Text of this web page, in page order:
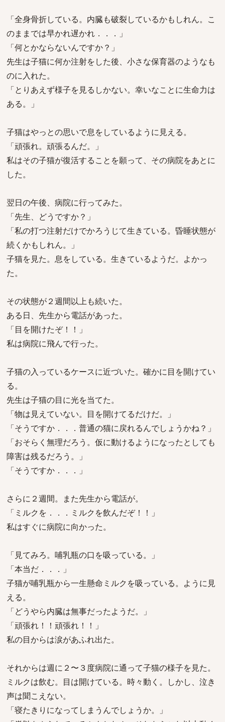
「全身骨折している。内臓も破裂しているかもしれん。こ
のままでは早かれ遅かれ．．．」
「何とかならないんですか？」
先生は子猫に何か注射をした後、小さな保育器のようなも
のに入れた。
「とりあえず様子を見るしかない。幸いなことに生命力は
ある。」
子猫はやっとの思いで息をしているように見える。
「頑張れ。頑張るんだ。」
私はその子猫が復活することを願って、その病院をあとに
した。
翌日の午後、病院に行ってみた。
「先生、どうですか？」
「私の打つ注射だけでかろうじて生きている。昏睡状態が
続くかもしれん。」
子猫を見た。息をしている。生きているようだ。よかっ
た。
その状態が２週間以上も続いた。
ある日、先生から電話があった。
「目を開けたぞ！！」
私は病院に飛んで行った。
子猫の入っているケースに近づいた。確かに目を開けてい
る。
先生は子猫の目に光を当てた。
「物は見えていない。目を開けてるだけだ。」
「そうですか．．．普通の猫に戻れるんでしょうかね？」
「おそらく無理だろう。仮に動けるようになったとしても
障害は残るだろう。」
「そうですか．．．」
さらに２週間。また先生から電話が。
「ミルクを．．．ミルクを飲んだぞ！！」
私はすぐに病院に向かった。
「見てみろ。哺乳瓶の口を吸っている。」
「本当だ．．．」
子猫が哺乳瓶から一生懸命ミルクを吸っている。ように見
える。
「どうやら内臓は無事だったようだ。」
「頑張れ！！頑張れ！！」
私の目からは涙があふれ出た。
それからは週に２〜３度病院に通って子猫の様子を見た。
ミルクは飲む。目は開けている。時々動く。しかし、泣き
声は聞こえない。
「寝たきりになってしまうんでしょうか。」